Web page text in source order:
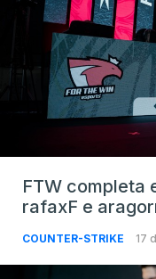
FTW completa
rafaxF e
COUNTER-STRIKE 17